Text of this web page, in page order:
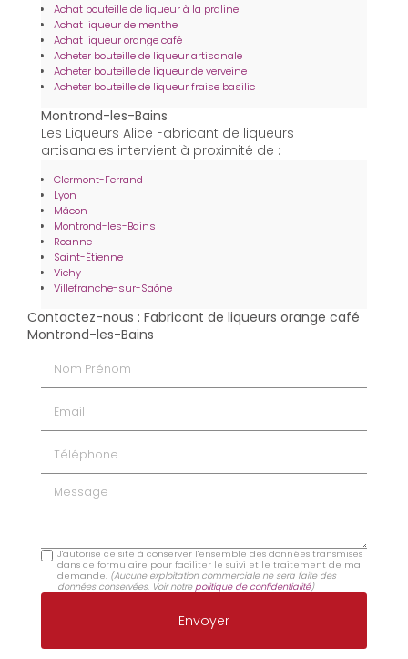
Achat bouteille de liqueur à la praline
Achat liqueur de menthe
Achat liqueur orange café
Acheter bouteille de liqueur artisanale
Acheter bouteille de liqueur de verveine
Acheter bouteille de liqueur fraise basilic
Montrond-les-Bains
Les Liqueurs Alice Fabricant de liqueurs
artisanales intervient à proximité de :
Clermont-Ferrand
Lyon
Mâcon
Montrond-les-Bains
Roanne
Saint-Étienne
Vichy
Villefranche-sur-Saône
Contactez-nous : Fabricant de liqueurs orange café
Montrond-les-Bains
Message
J'autorise ce site à conserver l'ensemble des données transmises
dans ce formulaire pour faciliter le suivi et le traitement de ma
demande. (Aucune exploitation commerciale ne sera faite des
données conservées. Voir notrepolitique de confidentialité)